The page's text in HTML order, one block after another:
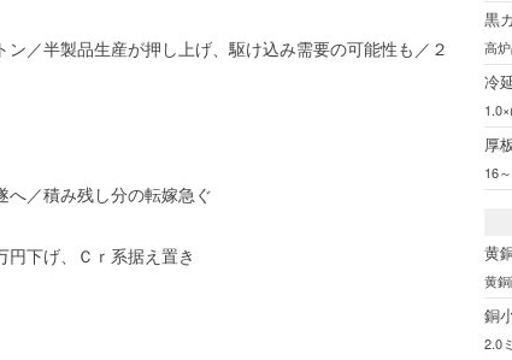
／半製品生産が押し上げ、駆け込み需要の可能性も／２
へ／積み残し分の転嫁急ぐ
下げ、Ｃｒ系据え置き
黒
高
冷
厚
16
黄
黄
銅
2.0